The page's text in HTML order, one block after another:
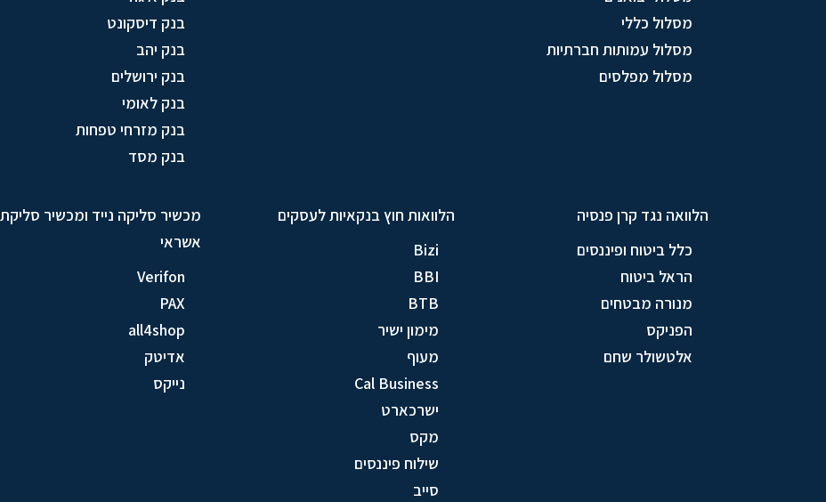
מסלול כללי
מסלול עמותות חברתיות
מסלול מפלסים
בנק דיסקונט
בנק יהב
בנק ירושלים
בנק לאומי
בנק מזרחי טפחות
בנק מסד
הלוואה נגד קרן פנסיה
כלל ביטוח ופיננסים
הראל ביטוח
מנורה מבטחים
הפניקס
אלטשולר שחם
הלוואות חוץ בנקאיות לעסקים
Bizi
BBI
BTB
מימון ישיר
מעוף
Cal Business
ישרכארט
מקס
שילוח פיננסים
סייב
מכשיר סליקה נייד ומכשיר סליקת
אשראי
Verifon
PAX
all4shop
אדיטק
נייקס